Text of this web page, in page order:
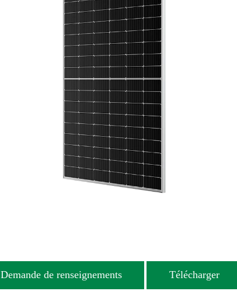
Demande de renseignements Télécharger